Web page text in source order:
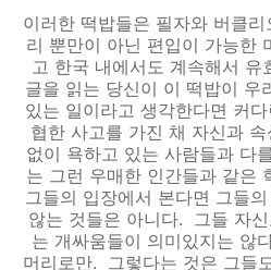
이러한 떡밥들은 필자와 버클
리 뿐만이 아닌 편입이 가능한
고 한국 내에서도 계속해서
글을 읽는 당신이 이 떡밥이 우
있는 일이라고 생각한다면 커
협한 사고를 가진 채 자신과
없이 욕하고 있는 사람들과 다
는 그런 우매한 인간들과 같은
그들의 입장에서 본다면 그들
않는 것들은 아니다. 그들 자
는 개싸움들이 의미있지는 않
머리로만. 그렇다는 것은 그들